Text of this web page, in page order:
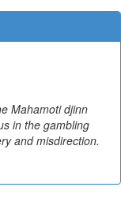
Mahamoti djinn
in the gambling
and misdirection.